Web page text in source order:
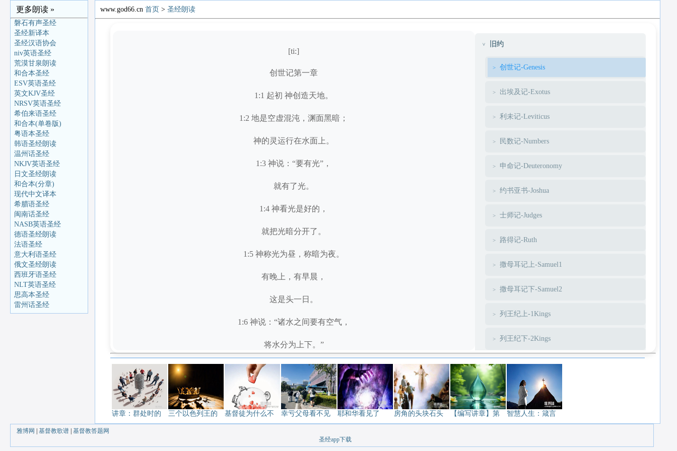
更多朗读 »
磐石有声圣经
圣经新译本
圣经汉语协会
niv英语圣经
荒漠甘泉朗读
和合本圣经
ESV英语圣经
英文KJV圣经
NRSV英语圣经
希伯来语圣经
和合本(单卷版)
粤语本圣经
韩语圣经朗读
温州话圣经
NKJV英语圣经
日文圣经朗读
和合本(分章)
现代中文译本
希腊语圣经
闽南话圣经
NASB英语圣经
德语圣经朗读
法语圣经
意大利语圣经
俄文圣经朗读
西班牙语圣经
NLT英语圣经
思高本圣经
雷州话圣经
www.god66.cn 首页 > 圣经朗读
[ti:]
创世记第一章
1:1 起初 神创造天地。
1:2 地是空虚混沌，渊面黑暗；
神的灵运行在水面上。
1:3 神说：“要有光”，
就有了光。
1:4 神看光是好的，
就把光暗分开了。
1:5 神称光为昼，称暗为夜。
有晚上，有早晨，
这是头一日。
1:6 神说：“诸水之间要有空气，
将水分为上下。”
1:7 神就造出空气，
将空气以下的水、
空气以上的水分开了。
事就这样成了。
旧约
创世记-Genesis
出埃及记-Exotus
利未记-Leviticus
民数记-Numbers
申命记-Deuteronomy
约书亚书-Joshua
士师记-Judges
路得记-Ruth
撒母耳记上-Samuel1
撒母耳记下-Samuel2
列王纪上-1Kings
列王纪下-2Kings
历代志上-1Chronicles
历代志下-2Chronicles
以斯拉-Ezra
讲章：群处时的 三个以色列王的 基督徒为什么不 幸亏父母看不见 耶和华看见了 房角的头块石头 【编写讲章】第 智慧人生：箴言
雅博网 | 基督教歌谱 | 基督教答题网
圣经app下载